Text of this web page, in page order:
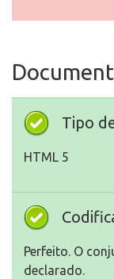
Tipo
HTML 5
Perfeito. O
declarado.